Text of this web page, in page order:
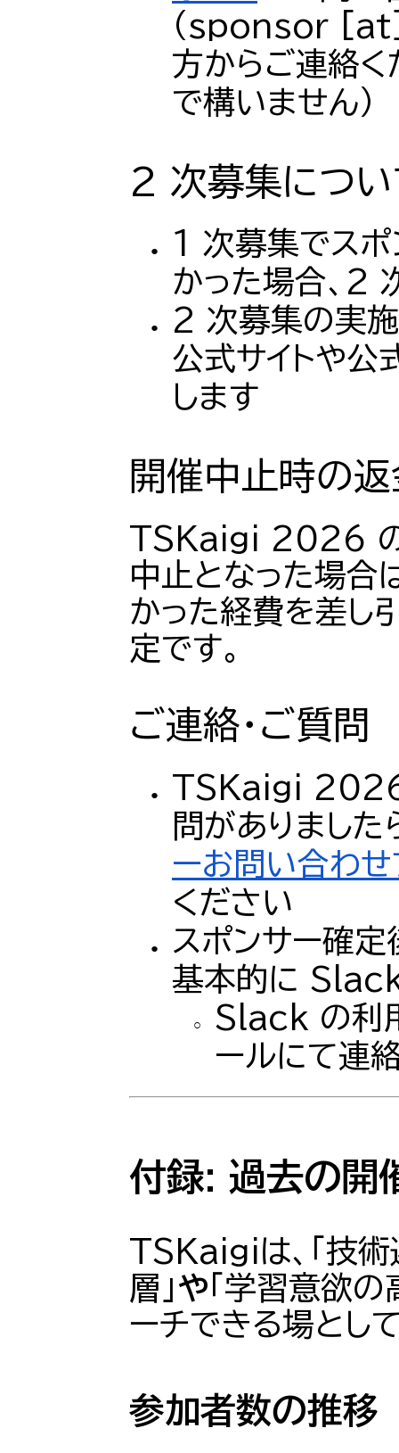
（sponsor
方からご連絡く
で構いません）
2 次募集につ
1 次募集でスポ
かった場合、2
2 次募集の実
公式サイトや
します
開催中止時の
TSKaigi 2026 の
中止となった場合
かった経費を差し
定です。
ご連絡・ご質問
TSKaigi 2026
問がありました
ーお問い合わせ
ください
スポンサー確
基本的に
Slack の利
ールにて連
付録: 過去の開
TSKaigiは、「技
層」や「学習意欲の
ーチできる場とし
参加者数の推移